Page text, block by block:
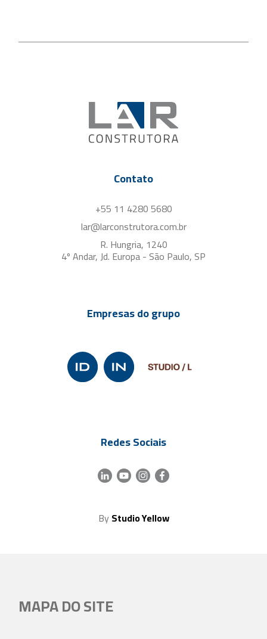
Contato
+55 11 4280 5680
lar@larconstrutora.com.br
R. Hungria, 1240
4º Andar, Jd. Europa - São Paulo, SP
Empresas do grupo
Redes Sociais
ByStudio Yellow
MAPA DO SITE